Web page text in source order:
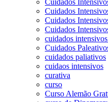
Cuidados
Cuidados
Cuidados
cuidados
Cuidados
cuidados paliativos
cuidaos intensivos
curativa
curso
Curso Alemão